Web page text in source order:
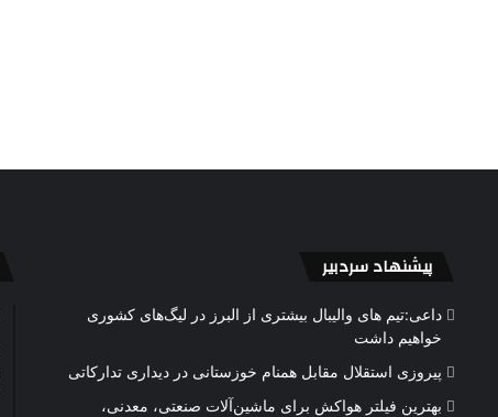
پیشنهاد سردبیر
داعی:تیم های والیبال بیشتری از البرز در لیگ‌های کشوری
خواهیم داشت
پیروزی استقلال مقابل همنام خوزستانی در دیداری تدارکاتی
بهترین فیلتر هواکش برای ماشین‌آلات صنعتی، معدنی،